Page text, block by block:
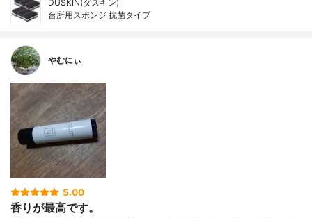
DUSKIN(ダスキン)
台所用スポンジ 抗菌タイプ
やむにぃ
5.00
香りが最高です。